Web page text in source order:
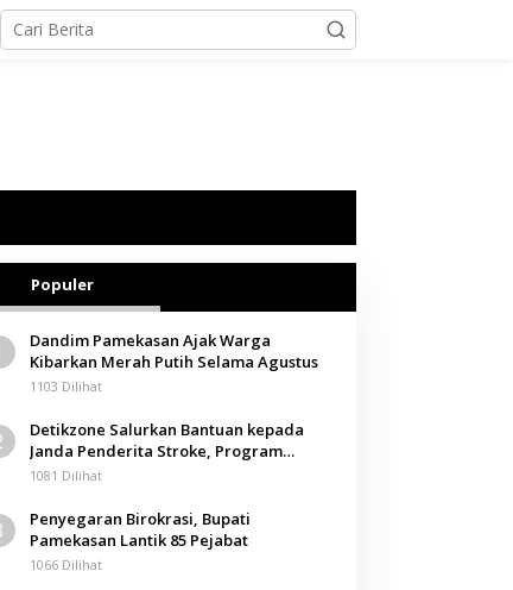
Populer
Dandim Pamekasan Ajak Warga
Kibarkan Merah Putih Selama Agustus
1103 Dilihat
Detikzone Salurkan Bantuan kepada
Janda Penderita Stroke, Program
Berbagi Masuki Hari ke-61
1081 Dilihat
Penyegaran Birokrasi, Bupati
Pamekasan Lantik 85 Pejabat
1066 Dilihat